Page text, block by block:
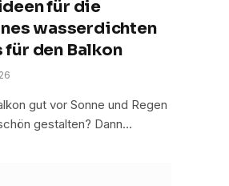
für die
wasserdichten
für den Balkon
gut vor Sonne und Regen
gestalten? Dann…